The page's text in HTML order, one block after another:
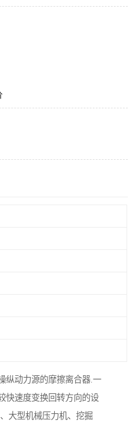
纵动力源的摩擦离合器.一
快速度变换回转方向的设
大型机械压力机、挖掘